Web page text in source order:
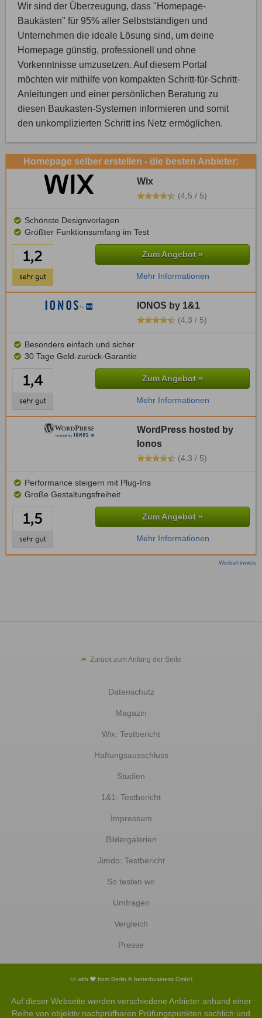
Wir sind der Überzeugung, dass "Homepage-
Baukästen" für 95% aller Selbstständigen und
Unternehmen die ideale Lösung sind, um deine
Homepage günstig, professionell und ohne
Vorkenntnisse umzusetzen. Auf diesem Portal
möchten wir mithilfe von kompakten Schritt-für-Schritt-
Anleitungen und einer persönlichen Beratung zu
diesen Baukasten-Systemen informieren und somit
den unkomplizierten Schritt ins Netz ermöglichen.
Homepage selber erstellen - die besten Anbieter:
Wix
(4,5 / 5)
Schönste Designvorlagen
Größter Funktionsumfang im Test
Zum Angebot »
Mehr Informationen
IONOS by 1&1
(4,3 / 5)
Besonders einfach und sicher
30 Tage Geld-zurück-Garantie
Zum Angebot »
Mehr Informationen
WordPress hosted by
Ionos
(4,3 / 5)
Performance steigern mit Plug-Ins
Große Gestaltungsfreiheit
Zum Angebot »
Mehr Informationen
Werbehinweis
Zurück zum Anfang der Seite
Datenschutz
Magazin
Wix: Testbericht
Haftungsausschluss
Studien
1&1: Testbericht
Impressum
Bildergalerien
Jimdo: Testbericht
So testen wir
Umfragen
Vergleich
Presse
with from Berlin © betterbusiness GmbH
Auf dieser Webseite werden verschiedene Anbieter anhand einer
Reihe von objektiv nachprüfbaren Prüfungspunkten sachlich und